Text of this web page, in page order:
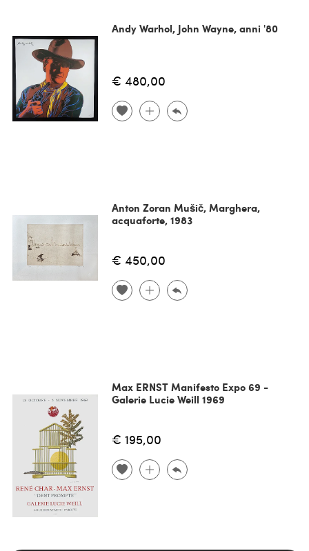
Andy Warhol, John Wayne, anni '80
€ 480,00
Anton Zoran Mušič, Marghera,
acquaforte, 1983
€ 450,00
Max ERNST Manifesto Expo 69 -
Galerie Lucie Weill 1969
€ 195,00